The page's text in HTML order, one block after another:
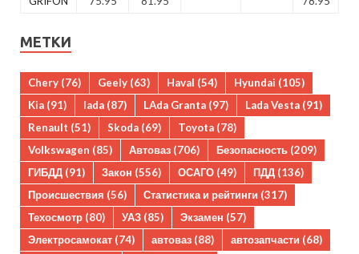
МЕТКИ
Chery (76) Geely (63) Haval (54) Hyundai (105)
Kia (91) lada (87) LAda Granta (97) Lada Vesta (91)
Renault (51) Skoda (69) Toyota (78)
Volkswagen (85) Автоваз (706) Безопасность (209)
ГИБДД (91) Закон (556) ОСАГО (49) ПДД (136)
Происшествия (56) Статистика и рейтинги (317)
Техосмотр (80) УАЗ (85) Экзамен (57)
Электросамокат (74) автоваз (88) автозапчасти (68)